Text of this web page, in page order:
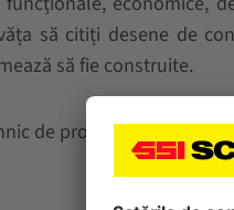
să citiți desene de
să fie construite.
de produs (M/F/D)